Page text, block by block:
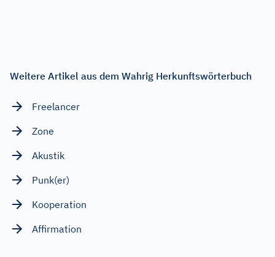
Weitere Artikel aus dem Wahrig Herkunftswörterbuch
Freelancer
Zone
Akustik
Punk(er)
Kooperation
Affirmation